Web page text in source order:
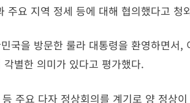
주요 지역 정세 등에 대해 협의했다고 청
국을 방문한 룰라 대통령을 환영하면서
별한 의미가 있다고 평가했다.
주요 다자 정상회의를 계기로 양 정상